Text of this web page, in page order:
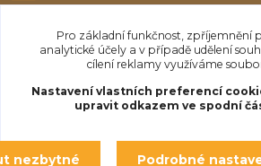
Pro základní funkčnost, zpříjemnění
analytické účely a v případě udělení
cílení reklamy využíváme
Nastavení vlastních preferencí
upravit odkazem ve spodní
nezbytné Podrobné